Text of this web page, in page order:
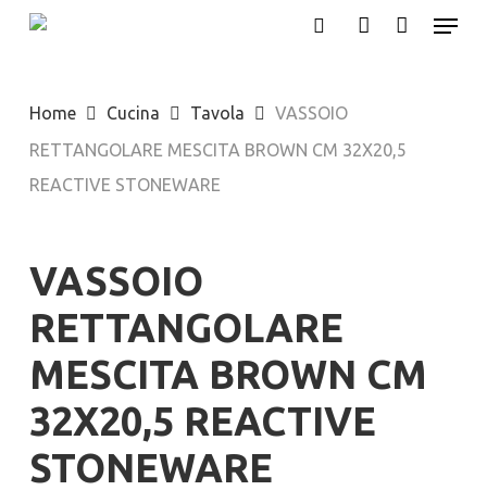
Skip
content
Menu
Home Cucina Tavola
VASSOIO
RETTANGOLARE MESCITA BROWN CM 32X20,5
REACTIVE STONEWARE
VASSOIO
RETTANGOLARE
MESCITA BROWN CM
32X20,5 REACTIVE
STONEWARE